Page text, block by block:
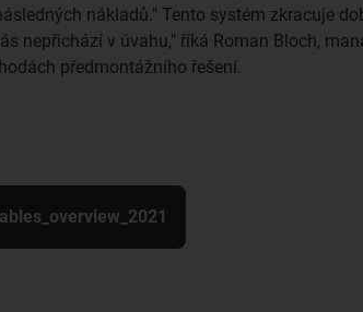
nákladů." Tento systém zkracuje
nepřichází v úvahu," říká Roman Bloch,
předmontážního řešení.